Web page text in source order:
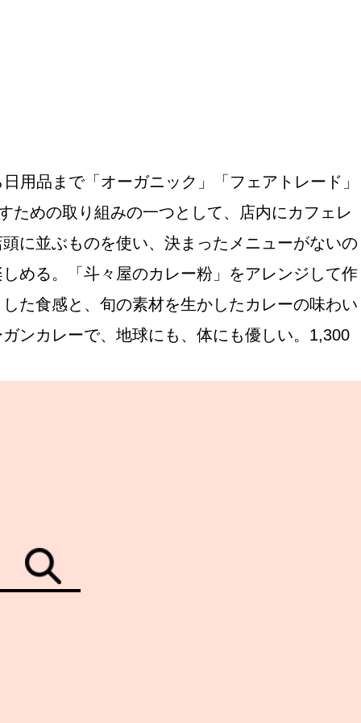
た。おすすめの本
すすめのイベント
用品まで「オーガニック」「フェアトレード」
ための取り組みの一つとして、店内にカフェレ
に並ぶものを使い、決まったメニューがないの
める。「斗々屋のカレー粉」をアレンジして作
た食感と、旬の素材を生かしたカレーの味わい
ンカレーで、地球にも、体にも優しい。1,300